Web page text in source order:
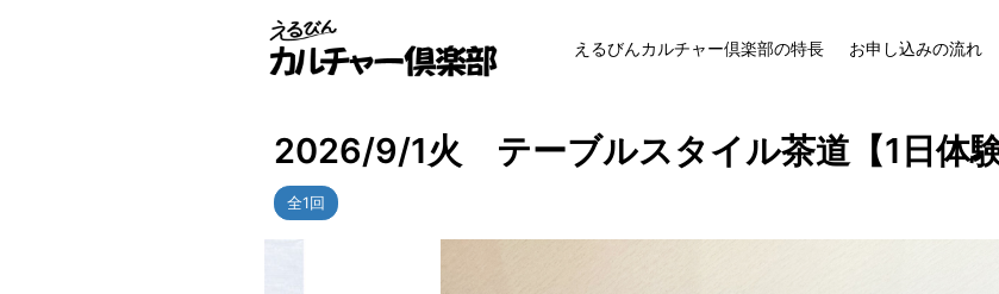
えるびんカルチャー倶楽部の特長 お申し込みの流れ
2026/9/1火 テーブルスタイル茶道【1日体
全1回